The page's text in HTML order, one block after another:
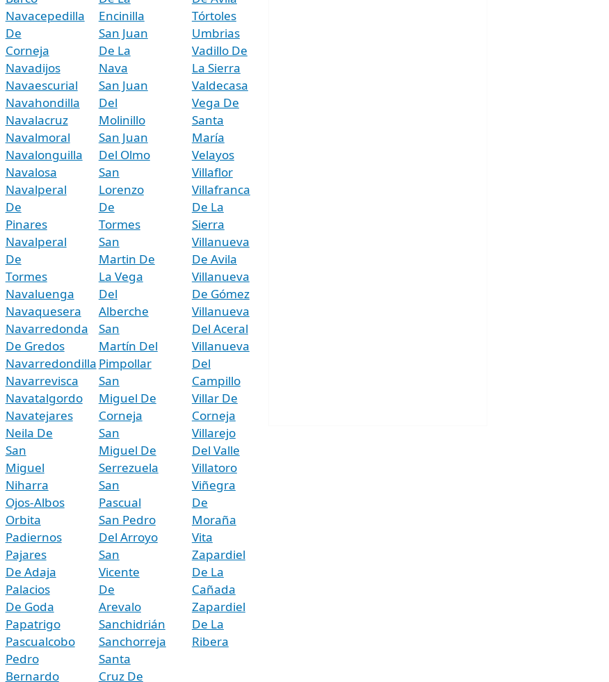
Navacepedilla
De
Corneja
Navadijos
Navaescurial
Navahondilla
Navalacruz
Navalmoral
Navalonguilla
Navalosa
Navalperal
De
Pinares
Navalperal
De
Tormes
Navaluenga
Navaquesera
Navarredonda
De Gredos
Navarredondilla
Navarrevisca
Navatalgordo
Navatejares
Neila De
San
Miguel
Niharra
Ojos-Albos
Orbita
Padiernos
Pajares
De Adaja
Palacios
De Goda
Papatrigo
Pascualcobo
Pedro
Bernardo
Encinilla
San Juan
De La
Nava
San Juan
Del
Molinillo
San Juan
Del Olmo
San
Lorenzo
De
Tormes
San
Martin De
La Vega
Del
Alberche
San
Martín Del
Pimpollar
San
Miguel De
Corneja
San
Miguel De
Serrezuela
San
Pascual
San Pedro
Del Arroyo
San
Vicente
De
Arevalo
Sanchidrián
Sanchorreja
Santa
Cruz De
Tórtoles
Umbrias
Vadillo De
La Sierra
Valdecasa
Vega De
Santa
María
Velayos
Villaflor
Villafranca
De La
Sierra
Villanueva
De Avila
Villanueva
De Gómez
Villanueva
Del Aceral
Villanueva
Del
Campillo
Villar De
Corneja
Villarejo
Del Valle
Villatoro
Viñegra
De
Moraña
Vita
Zapardiel
De La
Cañada
Zapardiel
De La
Ribera